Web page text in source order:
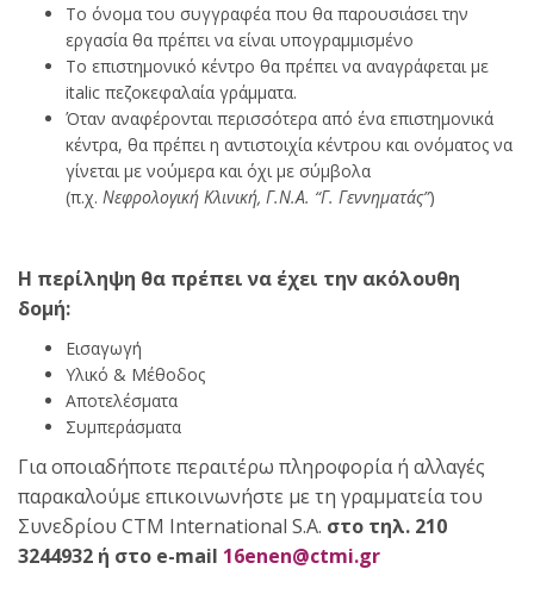
Το όνομα του συγγραφέα που θα παρουσιάσει την
εργασία θα πρέπει να είναι υπογραμμισμένο
Το επιστημονικό κέντρο θα πρέπει να αναγράφεται με
italic πεζοκεφαλαία γράμματα.
Όταν αναφέρονται περισσότερα από ένα επιστημονικά
κέντρα, θα πρέπει η αντιστοιχία κέντρου και ονόματος να
γίνεται με νούμερα και όχι με σύμβολα
(π.χ. Νεφρολογική Κλινική, Γ.Ν.Α. “Γ. Γεννηματάς”)
Η περίληψη θα πρέπει να έχει την ακόλουθη
δομή:
Εισαγωγή
Υλικό & Μέθοδος
Αποτελέσματα
Συμπεράσματα
Για οποιαδήποτε περαιτέρω πληροφορία ή αλλαγές
παρακαλούμε επικοινωνήστε με τη γραμματεία του
Συνεδρίου CTM International S.A. στο τηλ. 210
3244932 ή στο e-mail 16enen@ctmi.gr